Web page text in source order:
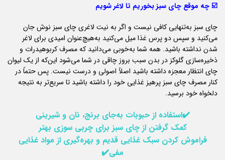
☑️ چه موقع چای سبز بخوریم تا لاغر شویم
چای سبز به‌تنهایی کافی نیست و اگر به نیت لاغری چای سبز نوش جان
می‌کنید و سپس دو پرس غذا میل می‌کنید به‌هیچ‌عنوان امیدی برای لاغر
شدن نداشته باشید. همه شما به‌خوبی می‌دانید که مصرف کربوهیدرات و
ذخیره‌سازی گلوکز در بدن سبب بروز چاقی در شما می‌شود این‌که از یک لیوان
چای انتظار معجزه داشته باشید اصلاً اصولی و درست نیست. پس حتماً در
کنار مصرف چای سبز پرهیز غذایی خود را داشته باشید تا سریع‌تر به نتیجه
دلخواه خود برسید.
✔️استفاده از حبوبات به‌جای برنج، نان و شیرینی
کمک گرفتن از چای سبز برای چربی سوزی بهتر
فراموش کردن سبک غذایی قدیم و بهره‌گیری از مواد غذایی
مفی✔️